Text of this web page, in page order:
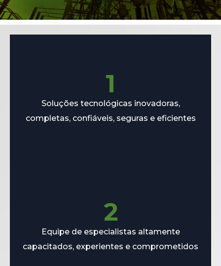
1
Soluções tecnológicas inovadoras,
completas, confiáveis, seguras e eficientes
2
Equipe de especialistas altamente
capacitados, experientes e comprometidos